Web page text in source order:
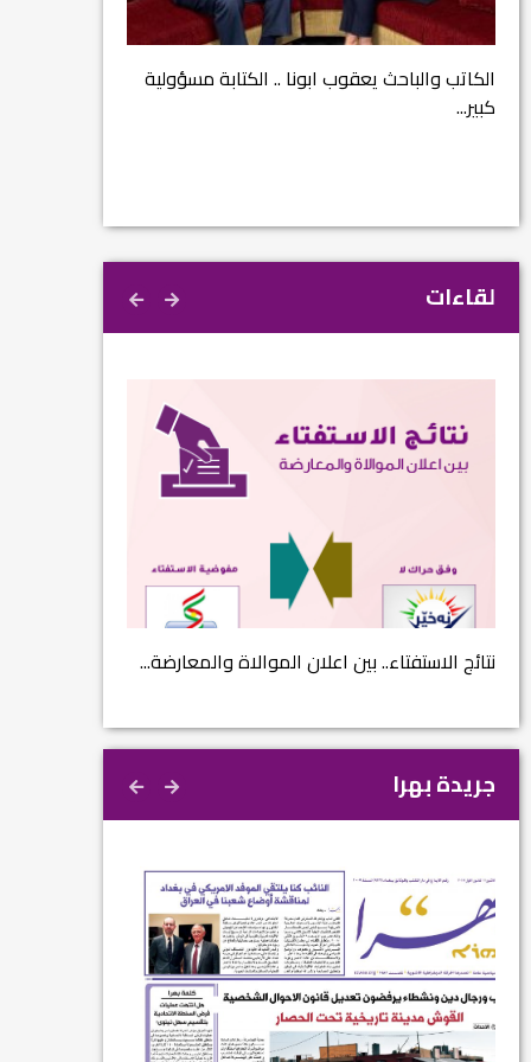
لقاءات
بالانفوغراف.. اعلام زوعا خلال عام 2017...
جريدة بهرا